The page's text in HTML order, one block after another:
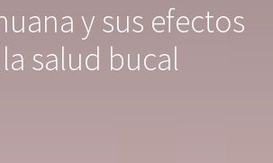
y sus efectos
salud bucal